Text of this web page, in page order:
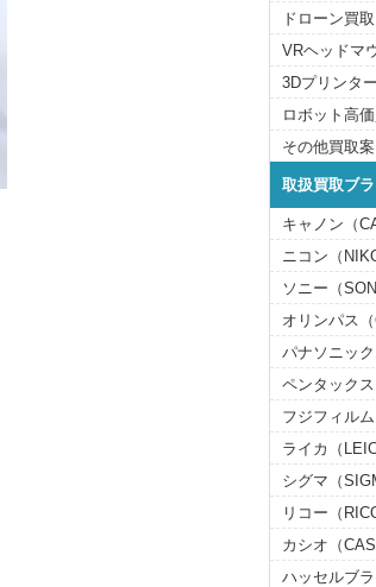
ドローン買
VRヘッドマ
3Dプリンタ
ロボット高
その他買取
取扱買取ブ
キャノン（
ニコン（
ソニー（
オリンパス
パナソニッ
ペンタック
フジフィル
ライカ（
シグマ（
リコー（
カシオ（
ハッセルブ